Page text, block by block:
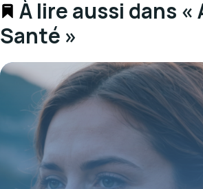
À lire aussi dans «
Santé »